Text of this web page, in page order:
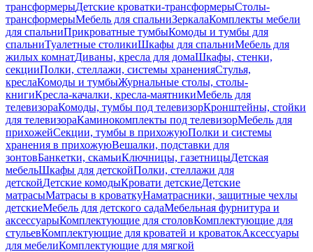
трансформерыДетские кроватки-трансформерыСтолы-
трансформерыМебель для спальниЗеркалаКомплекты мебели
для спальниПрикроватные тумбыКомоды и тумбы для
спальниТуалетные столикиШкафы для спальниМебель для
жилых комнатДиваны, кресла для домаШкафы, стенки,
секцииПолки, стеллажи, системы храненияСтулья,
креслаКомоды и тумбыЖурнальные столы, столы-
книгиКресла-качалки, кресла-маятникиМебель для
телевизораКомоды, тумбы под телевизорКронштейны, стойки
для телевизораКаминокомплекты под телевизорМебель для
прихожейСекции, тумбы в прихожуюПолки и системы
хранения в прихожуюВешалки, подставки для
зонтовБанкетки, скамьиКлючницы, газетницыДетская
мебельШкафы для детскойПолки, стеллажи для
детскойДетские комодыКровати детскиеДетские
матрасыМатрасы в кроваткуНаматрасники, защитные чехлы
детскиеМебель для детского садаМебельная фурнитура и
аксессуарыКомплектующие для столовКомплектующие для
стульевКомплектующие для кроватей и кроватокАксессуары
для мебелиКомплектующие для мягкой